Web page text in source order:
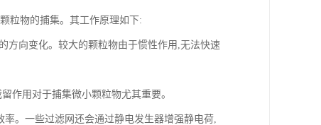
粒物的捕集。其工作原理如下:
方向变化。较大的颗粒物由于惯性作用,无法快速
作用对于捕集微小颗粒物尤其重要。
。一些过滤网还会通过静电发生器增强静电荷,